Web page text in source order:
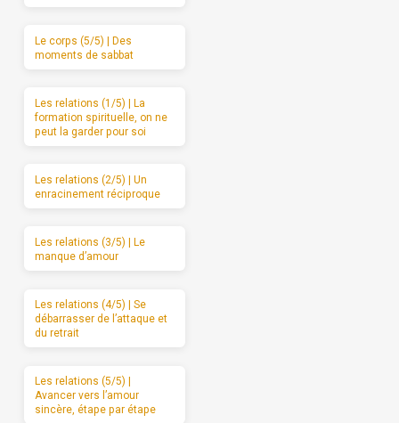
Le corps (5/5) | Des
moments de sabbat
Les relations (1/5) | La
formation spirituelle, on ne
peut la garder pour soi
Les relations (2/5) | Un
enracinement réciproque
Les relations (3/5) | Le
manque d’amour
Les relations (4/5) | Se
débarrasser de l’attaque et
du retrait
Les relations (5/5) |
Avancer vers l’amour
sincère, étape par étape